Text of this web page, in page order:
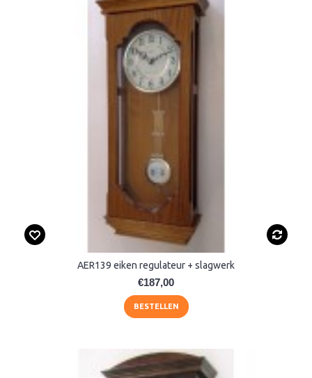
AER139 eiken regulateur + slagwerk
€187,00
BESTELLEN